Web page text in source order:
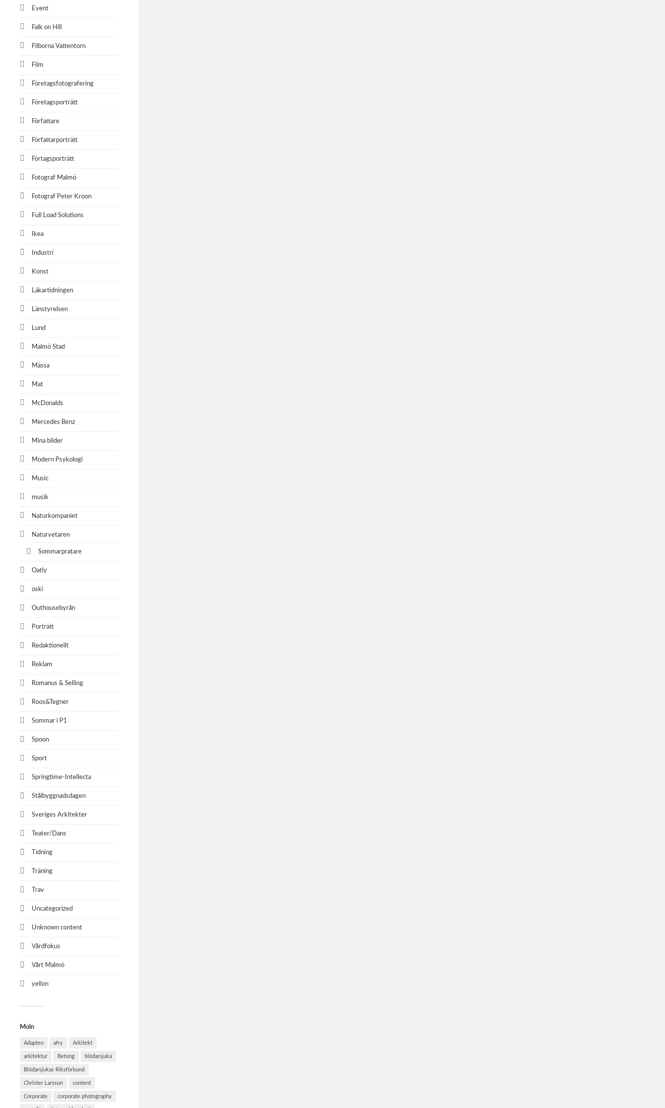
Event
Falk on Hill
Filborna Vattentorn
Film
Företagsfotografering
Företagsporträtt
Författare
Författarporträtt
Förtagsporträtt
Fotograf Malmö
Fotograf Peter Kroon
Full Load Solutions
Ikea
Industri
Konst
Läkartidningen
Länstyrelsen
Lund
Malmö Stad
Mässa
Mat
McDonalds
Mercedes Benz
Mina bilder
Modern Psykologi
Music
musik
Naturkompaniet
Naturvetaren
Sommarpratare
Oatly
oski
Outhousebyrån
Porträtt
Redaktionellt
Reklam
Romanus & Selling
Roos&Tegner
Sommar i P1
Spoon
Sport
Springtime-Intellecta
Stålbyggnadsdagen
Sveriges Arkitekter
Teater/Dans
Tidning
Träning
Trav
Uncategorized
Unknown content
Vårdfokus
Vårt Malmö
yellon
Moln
Adapteo afry Arkitekt
arkitektur Betong blödarsjuka
Blödarsjukas Riksförbund
Christer Larsson content
Corporate corporate photography